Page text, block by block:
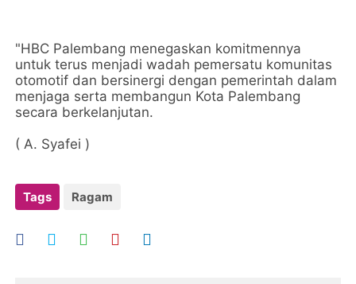
"HBC Palembang menegaskan komitmennya
untuk terus menjadi wadah pemersatu komunitas
otomotif dan bersinergi dengan pemerintah dalam
menjaga serta membangun Kota Palembang
secara berkelanjutan.
( A. Syafei )
Tags Ragam